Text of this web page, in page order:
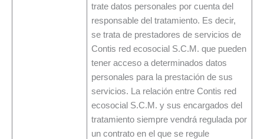
trate datos personales por cuenta del
responsable del tratamiento. Es decir,
se trata de prestadores de servicios de
Contis red ecosocial S.C.M. que pueden
tener acceso a determinados datos
personales para la prestación de sus
servicios. La relación entre Contis red
ecosocial S.C.M. y sus encargados del
tratamiento siempre vendrá regulada por
un contrato en el que se regule